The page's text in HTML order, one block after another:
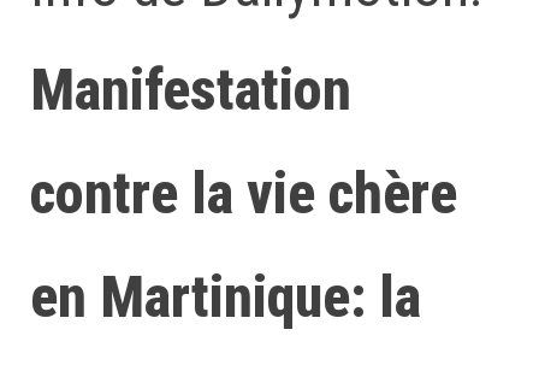
Manifestation
contre la vie chère
en Martinique: la